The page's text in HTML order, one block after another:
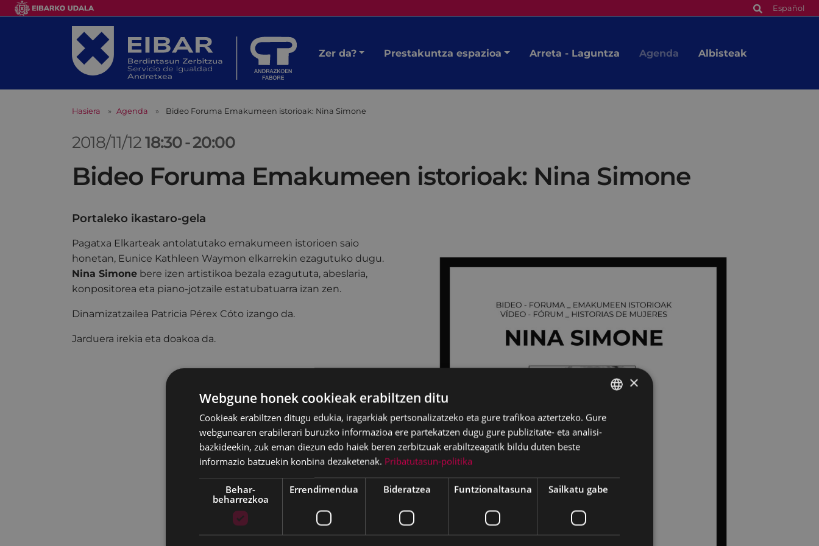
Español
Zer da? Prestakuntza espazioa Arreta - Laguntza Agenda Albisteak
Hasiera Agenda Bideo Foruma Emakumeen istorioak: Nina Simone
2018/11/1218:30-20:00
Bideo Foruma Emakumeen istorioak: Nina Simone
Portaleko ikastaro-gela
Pagatxa Elkarteak antolatutako emakumeen istorioen saio
honetan, Eunice Kathleen Waymon elkarrekin ezagutuko dugu.
Nina Simone bere izen artistikoa bezala ezagututa, abeslaria,
konpositorea eta piano-jotzaile estatubatuarra izan zen.
Dinamizatzailea Patricia Pérex Cóto izango da.
Jarduera irekia eta doakoa da.
BASQUE
SPANISH
×
Webgune honek cookieak erabiltzen ditu
Cookieak erabiltzen ditugu edukia, iragarkiak pertsonalizatzeko eta gure trafikoa aztertzeko. Gure
webgunearen erabilerari buruzko informazioa ere partekatzen dugu gure publizitate- eta analisi-
bazkideekin, zuk eman diezun edo haiek beren zerbitzuak erabiltzeagatik bildu duten beste
informazio batzuekin konbina dezaketenak. Pribatutasun-politika
Behar-
beharrezkoa
Errendimendua Bideratzea Funtzionaltasuna Sailkatu gabe